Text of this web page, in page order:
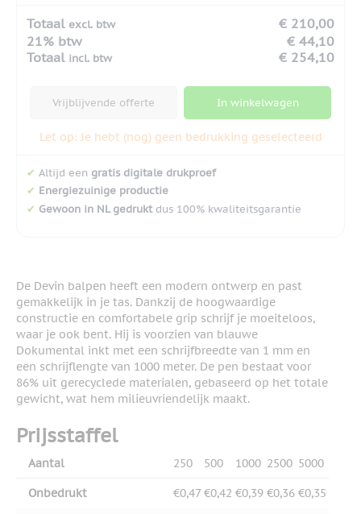
Totaal excl. btw
€ 210,00
21% btw
€ 44,10
Totaal incl. btw € 254,10
Vrijblijvende offerte In winkelwagen
Let op: Je hebt (nog) geen bedrukking geselecteerd
✔ Altijd een gratis digitale drukproef
✔ Energiezuinige productie
✔ Gewoon in NL gedruktdus 100% kwaliteitsgarantie
De Devin balpen heeft een modern ontwerp en past
gemakkelijk in je tas. Dankzij de hoogwaardige
constructie en comfortabele grip schrijf je moeiteloos,
waar je ook bent. Hij is voorzien van blauwe
Dokumental inkt met een schrijfbreedte van 1 mm en
een schrijflengte van 1000 meter. De pen bestaat voor
86% uit gerecyclede materialen, gebaseerd op het totale
gewicht, wat hem milieuvriendelijk maakt.
Prijsstaffel
Aantal 250 500 1000 2500 5000
Onbedrukt €0,47 €0,42 €0,39 €0,36 €0,35